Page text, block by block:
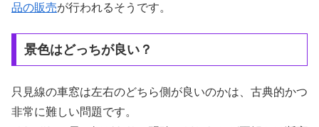
品の販売が行われるそうです。
景色はどっちが良い？
只見線の車窓は左右のどちら側が良いのかは、古典的かつ
非常に難しい問題です。